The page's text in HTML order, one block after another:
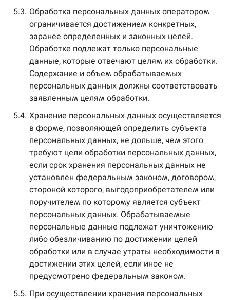
5.3. Обработка персональных данных оператором
ограничивается достижением конкретных,
заранее определенных и законных целей.
Обработке подлежат только персональные
данные, которые отвечают целям их обработки.
Содержание и объем обрабатываемых
персональных данных должны соответствовать
заявленным целям обработки.
5.4. Хранение персональных данных осуществляется
в форме, позволяющей определить субъекта
персональных данных, не дольше, чем этого
требуют цели обработки персональных данных,
если срок хранения персональных данных не
установлен федеральным законом, договором,
стороной которого, выгодоприобретателем или
поручителем по которому является субъект
персональных данных. Обрабатываемые
персональные данные подлежат уничтожению
либо обезличиванию по достижении целей
обработки или в случае утраты необходимости в
достижении этих целей, если иное не
предусмотрено федеральным законом.
5.5. При осуществлении хранения персональных